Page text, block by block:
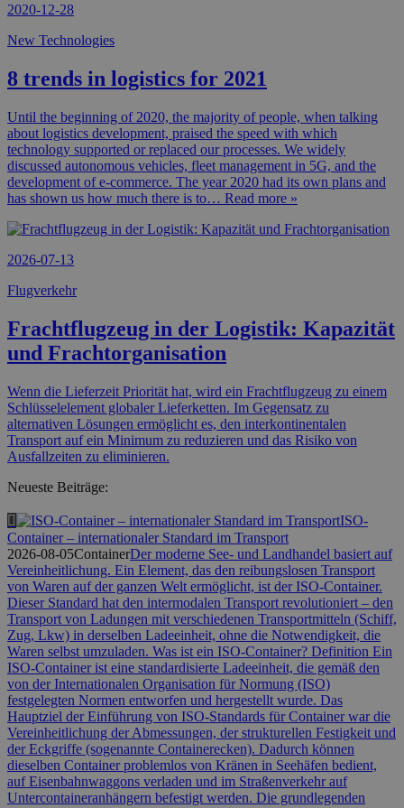
2020-12-28
New Technologies
8 trends in logistics for 2021
Until the beginning of 2020, the majority of people, when talking
about logistics development, praised the speed with which
technology supported or replaced our processes. We widely
discussed autonomous vehicles, fleet management in 5G, and the
development of e-commerce. The year 2020 had its own plans and
has shown us how much there is to… Read more »
2026-07-13
Flugverkehr
Frachtflugzeug in der Logistik: Kapazität
und Frachtorganisation
Wenn die Lieferzeit Priorität hat, wird ein Frachtflugzeug zu einem
Schlüsselelement globaler Lieferketten. Im Gegensatz zu
alternativen Lösungen ermöglicht es, den interkontinentalen
Transport auf ein Minimum zu reduzieren und das Risiko von
Ausfallzeiten zu eliminieren.
Neueste Beiträge:
ISO-
Container – internationaler Standard im Transport
2026-08-05ContainerDer moderne See- und Landhandel basiert auf
Vereinheitlichung. Ein Element, das den reibungslosen Transport
von Waren auf der ganzen Welt ermöglicht, ist der ISO-Container.
Dieser Standard hat den intermodalen Transport revolutioniert – den
Transport von Ladungen mit verschiedenen Transportmitteln (Schiff,
Zug, Lkw) in derselben Ladeeinheit, ohne die Notwendigkeit, die
Waren selbst umzuladen. Was ist ein ISO-Container? Definition Ein
ISO-Container ist eine standardisierte Ladeeinheit, die gemäß den
von der Internationalen Organisation für Normung (ISO)
festgelegten Normen entworfen und hergestellt wurde. Das
Hauptziel der Einführung von ISO-Standards für Container war die
Vereinheitlichung der Abmessungen, der strukturellen Festigkeit und
der Eckgriffe (sogenannte Containerecken). Dadurch können
dieselben Container problemlos von Kränen in Seehäfen bedient,
auf Eisenbahnwaggons verladen und im Straßenverkehr auf
Untercontaineranhängern befestigt werden. Die grundlegenden